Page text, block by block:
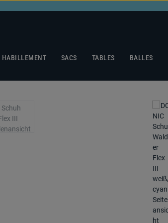
HABILLEMENT SACS TABLES BALLES